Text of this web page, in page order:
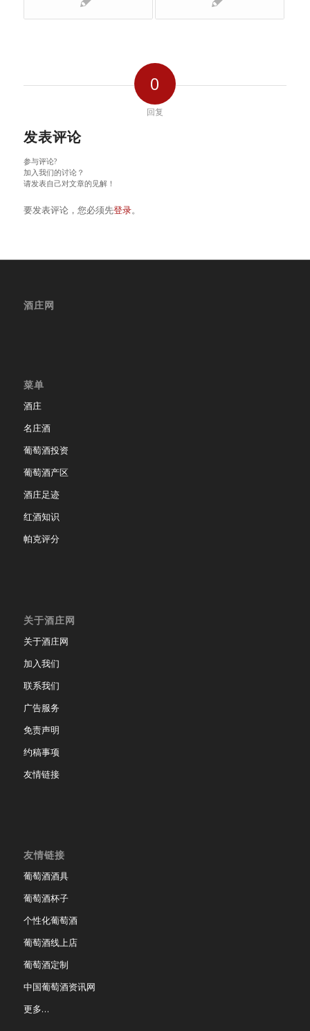
0
回复
发表评论
参与评论?
加入我们的讨论？
请发表自己对文章的见解！
要发表评论，您必须先登录。
酒庄网
菜单
酒庄
名庄酒
葡萄酒投资
葡萄酒产区
酒庄足迹
红酒知识
帕克评分
关于酒庄网
关于酒庄网
加入我们
联系我们
广告服务
免责声明
约稿事项
友情链接
友情链接
葡萄酒酒具
葡萄酒杯子
个性化葡萄酒
葡萄酒线上店
葡萄酒定制
中国葡萄酒资讯网
更多…